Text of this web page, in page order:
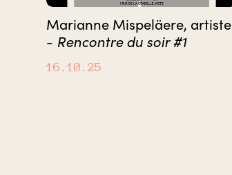
Marianne Mispeläere, artiste
- Rencontre du soir #1
16.10.25